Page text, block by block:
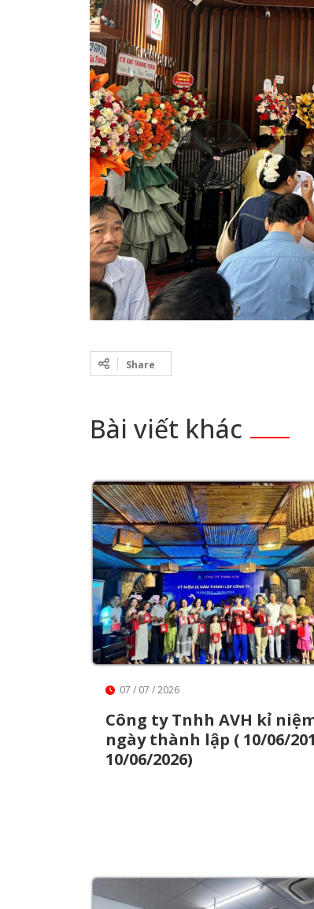
Share
Bài viết khác
07 / 07 / 2026
Công ty Tnhh AVH kỉ
ngày thành lập ( 10/06/
10/06/2026)